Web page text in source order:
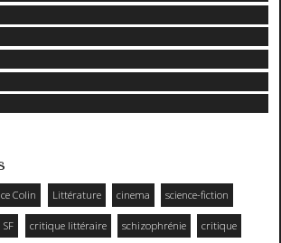
Colin Littérature cinema science-fiction
SF critique littéraire schizophrénie critique